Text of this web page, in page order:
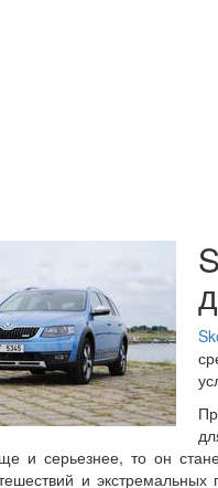
и серьезнее, то он
и